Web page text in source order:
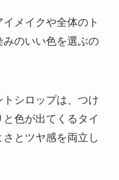
メイクや全体のト
のいい色を選ぶの
シロップは、つけ
色が出てくるタイ
とツヤ感を両立し